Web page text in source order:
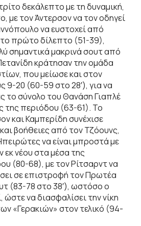
δεκάλεπτο με τη δυναμική,
με τον Άντερσον να τον οδηγεί
να ευστοχεί από
πρώτο δίλεπτο (51-39),
σημαντικά μακρινά σουτ από
κράτησαν την ομάδα
που μείωσε και στον
9-20 (60-59 στο 28′), για να
το σύνολο του Θανάση Γιαπλέ
της περιόδου (63-61). Το
και Καμπερίδη συνέχισε
βοήθειες από τον Τζόουνς,
να είναι μπροστά με
νέου στα μέσα της
(80-68), με τον Ρίτσαρντ να
σε επιστροφή τον Πρωτέα
(83-78 στο 38′), ωστόσο ο
ώστε να διασφαλίσει την νίκη
«Γερακιών» στον τελικό (94-